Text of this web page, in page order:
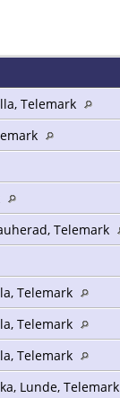
Telemark
Telemark
Telemark
Telemark
Telemark
Lunde, Telemark